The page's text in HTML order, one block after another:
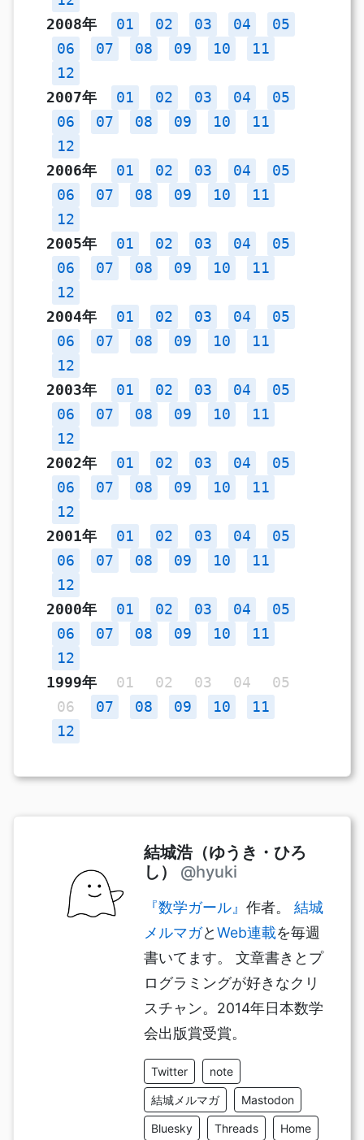
2008年
01 02 03 04
05
06
07 08 09 10
11
12
2007年
01 02 03 04
05
06
07 08 09 10
11
12
2006年
01 02 03 04
05
06
07 08 09 10
11
12
2005年
01 02 03 04
05
06
07 08 09 10
11
12
2004年
01 02 03 04
05
06
07 08 09 10
11
12
2003年
01 02 03 04
05
06
07 08 09 10
11
12
2002年
01 02 03 04
05
06
07 08 09 10
11
12
2001年
01 02 03 04
05
06
07 08 09 10
11
12
2000年
01 02 03 04
05
06
07 08 09 10
11
12
1999年
01 02 03 04
05
06
07 08 09 10
11
12
結城浩（ゆうき・ひろ
し）
@hyuki
『数学ガール』 作者。 結城
メルマガとWeb連載を毎週
書いてます。 文章書きとプ
ログラミングが好きなクリ
スチャン。2014年日本数学
会出版賞受賞。
Twitter note
結城メルマガ Mastodon
Bluesky Threads Home